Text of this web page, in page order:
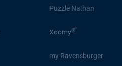
Puzzle Nathan
Xoomy®
my Ravensburger